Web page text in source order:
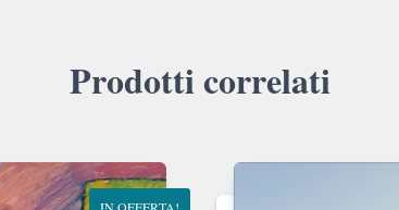
Prodotti correlati